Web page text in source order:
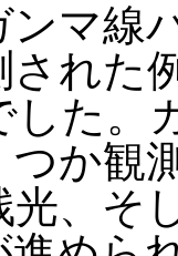
ンマ線
された
した。
つか観
、そ